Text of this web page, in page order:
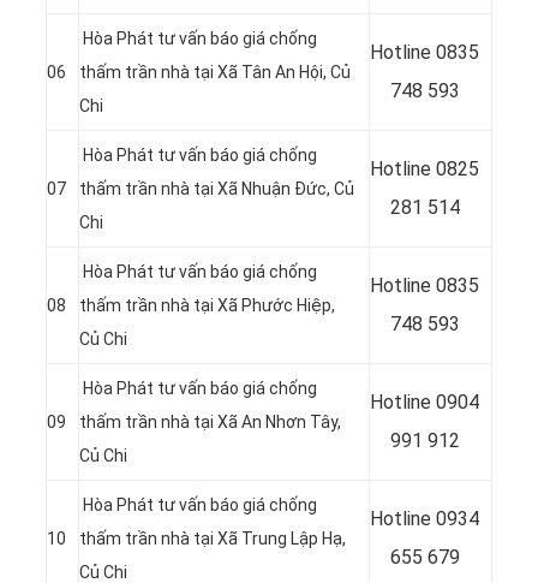
06
Hòa Phát tư vấn báo giá chống
thấm trần nhà tại Xã Tân An Hội, Củ
Chi
Hotline 0835
748 593
07
Hòa Phát tư vấn báo giá chống
thấm trần nhà tại Xã Nhuận Đức, Củ
Chi
Hotline 0825
281 514
08
Hòa Phát tư vấn báo giá chống
thấm trần nhà tại Xã Phước Hiệp,
Củ Chi
Hotline 0835
748 593
09
Hòa Phát tư vấn báo giá chống
thấm trần nhà tại Xã An Nhơn Tây,
Củ Chi
Hotline 0904
991 912
10
Hòa Phát tư vấn báo giá chống
thấm trần nhà tại Xã Trung Lập Hạ,
Củ Chi
Hotline 0934
655 679